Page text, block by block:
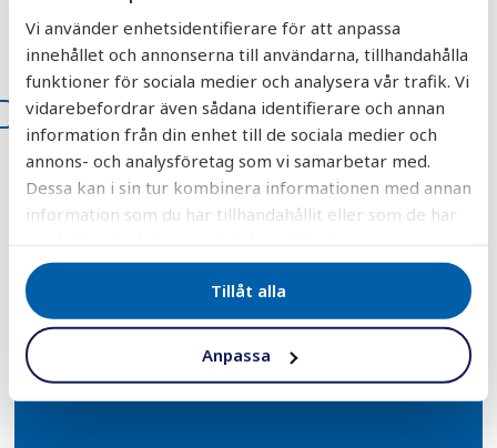
Vi använder enhetsidentifierare för att anpassa
innehållet och annonserna till användarna, tillhandahålla
funktioner för sociala medier och analysera vår trafik. Vi
vidarebefordrar även sådana identifierare och annan
information från din enhet till de sociala medier och
annons- och analysföretag som vi samarbetar med.
Dessa kan i sin tur kombinera informationen med annan
information som du har tillhandahållit eller som de har
Tillåt alla
Anpassa
Jag godkänner att AquaGruppens
integritetspolicy.*
DELA:
PÅ
PÅ
DELA
PÅ
DELA
PÅ